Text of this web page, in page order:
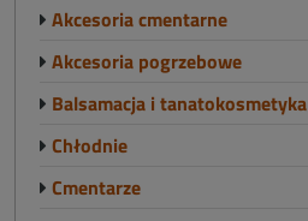
Akcesoria cmentarne
Akcesoria pogrzebowe
Balsamacja i tanatokosmetyka
Chłodnie
Cmentarze